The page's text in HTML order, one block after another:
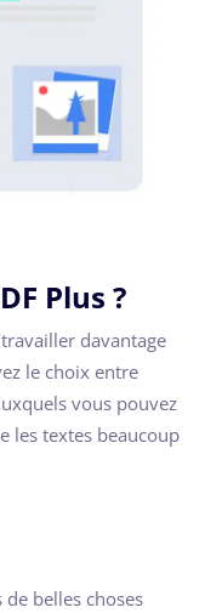
Plus ?
davantage
le choix entre
vous pouvez
les textes beaucoup
belles choses